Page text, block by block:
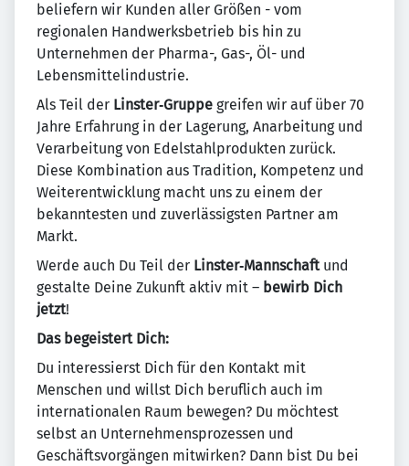
beliefern wir Kunden aller Größen - vom
regionalen Handwerksbetrieb bis hin zu
Unternehmen der Pharma-, Gas-, Öl- und
Lebensmittelindustrie.
Als Teil der Linster‑Gruppe greifen wir auf über 70
Jahre Erfahrung in der Lagerung, Anarbeitung und
Verarbeitung von Edelstahlprodukten zurück.
Diese Kombination aus Tradition, Kompetenz und
Weiterentwicklung macht uns zu einem der
bekanntesten und zuverlässigsten Partner am
Markt.
Werde auch Du Teil der Linster‑Mannschaft und
gestalte Deine Zukunft aktiv mit – bewirb Dich
jetzt!
Das begeistert Dich:
Du interessierst Dich für den Kontakt mit
Menschen und willst Dich beruflich auch im
internationalen Raum bewegen? Du möchtest
selbst an Unternehmensprozessen und
Geschäftsvorgängen mitwirken? Dann bist Du bei